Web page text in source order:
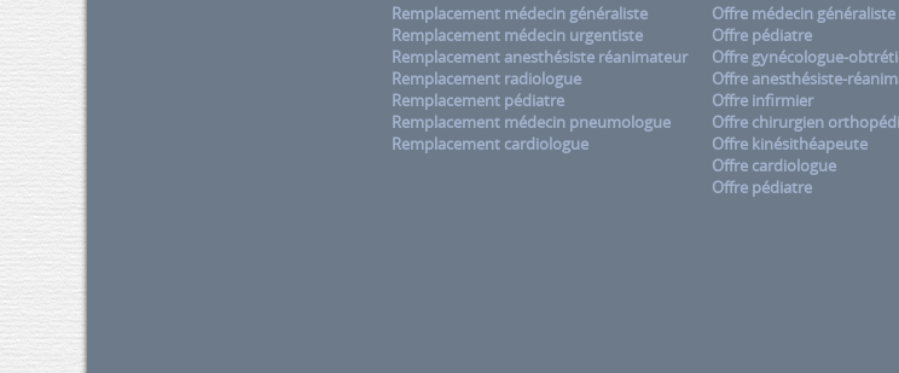
Remplacement médecin généraliste
Remplacement médecin urgentiste
Remplacement anesthésiste réanimateur
Remplacement radiologue
Remplacement pédiatre
Remplacement médecin pneumologue
Remplacement cardiologue
Offre médecin généraliste
Offre pédiatre
Offre gynécologue-
Offre anesthésiste-
Offre infirmier
Offre chirurgien
Offre kinésithéapeute
Offre cardiologue
Offre pédiatre